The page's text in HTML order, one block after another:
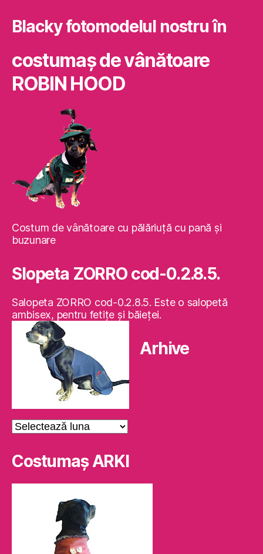
Blacky fotomodelul nostru în
costumaş de vânătoare
ROBIN HOOD
Costum de vânătoare cu pălăriuţă cu pană şi
buzunare
Slopeta ZORRO cod-0.2.8.5.
Salopeta ZORRO cod-0.2.8.5. Este o salopetă
ambisex, pentru fetiţe şi băieţei.
Arhive
Arhive
Costumaş ARKI